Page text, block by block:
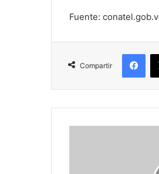
Fuente:
Compartir